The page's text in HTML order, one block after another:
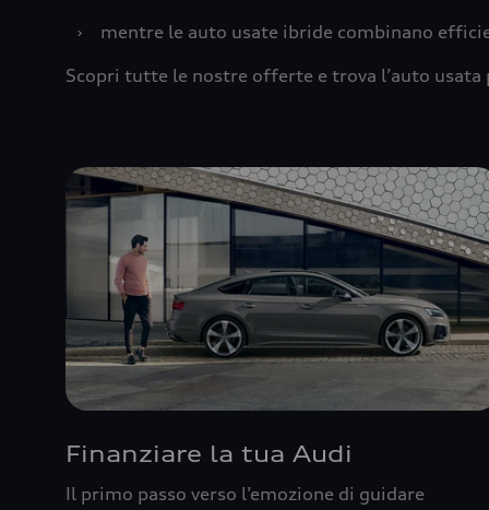
›
mentre le auto usate ibride combinano
Scopri tutte le nostre offerte e trova l’auto usata
Finanziare la tua Audi
Il primo passo verso l’emozione di guidare